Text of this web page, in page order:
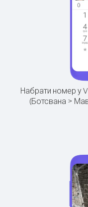
Набрати номер у
(Ботсвана >